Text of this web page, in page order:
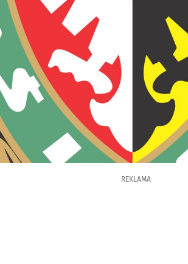
REKLAMA